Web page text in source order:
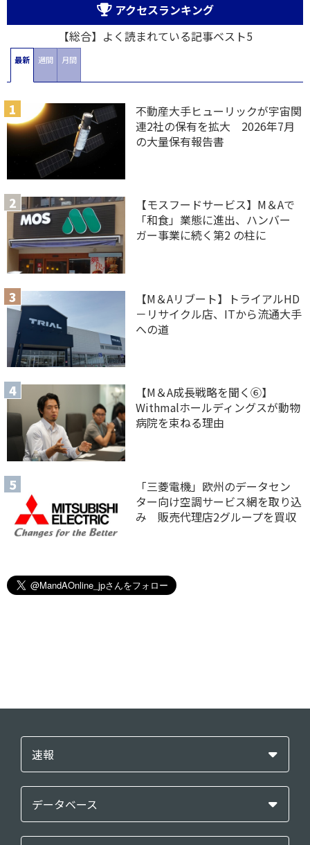
アクセスランキング
【総合】よく読まれている記事ベスト5
最新 週間 月間
不動産大手ヒューリックが宇宙関
連2社の保有を拡大 2026年7月
の大量保有報告書
【モスフードサービス】M＆Aで
「和食」業態に進出、ハンバー
ガー事業に続く第2 の柱に
【M＆Aリブート】トライアルHD
－リサイクル店、ITから流通大手
への道
【M＆A 成長戦略を聞く⑥】
Withmalホールディングスが動物
病院を束ねる理由
「三菱電機」欧州のデータセン
ター向け空調サービス網を取り込
み 販売代理店2グループを買収
速報
データベース